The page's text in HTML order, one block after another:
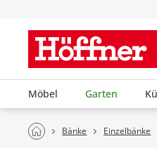
Möbel Garten
Bänke Einzelbänke